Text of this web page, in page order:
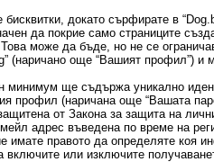
докато сърфирате в
да покрие само страниците
може да бъде, но не се
(наричано още “Вашият профил”)
минимум ще съдържа уникално
профил (наричана още “Вашата
от Закона за защита на
адрес въведена по време на
имате правото да определяте
или изключите